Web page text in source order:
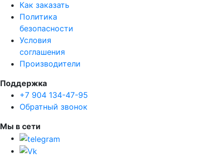
Как заказать
Политика
безопасности
Условия
соглашения
Производители
Поддержка
+7 904 134-47-95
Обратный звонок
Мы в сети